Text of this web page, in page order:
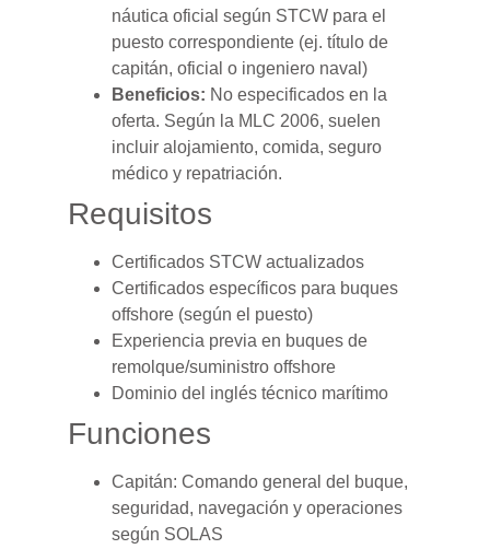
náutica oficial según STCW para el
puesto correspondiente (ej. título de
capitán, oficial o ingeniero naval)
Beneficios: No especificados en la
oferta. Según la MLC 2006, suelen
incluir alojamiento, comida, seguro
médico y repatriación.
Requisitos
Certificados STCW actualizados
Certificados específicos para buques
offshore (según el puesto)
Experiencia previa en buques de
remolque/suministro offshore
Dominio del inglés técnico marítimo
Funciones
Capitán: Comando general del buque,
seguridad, navegación y operaciones
según SOLAS